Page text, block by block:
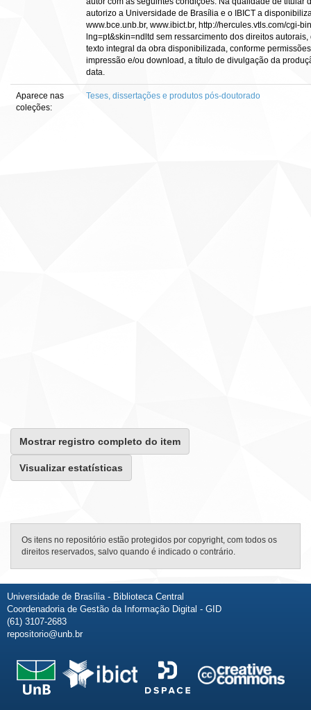
autorizo a Universidade de Brasília e o IBICT a
www.bce.unb.br, www.ibict.br, http://hercules.vtls.com/cgi-
lng=pt&skin=ndltd sem ressarcimento dos direitos
texto integral da obra disponibilizada, conforme
impressão e/ou download, a título de divulgação da
data.
Aparece nas
coleções:
Teses, dissertações e produtos pós-doutorado
Mostrar registro completo do item
Visualizar estatísticas
Os itens no repositório estão protegidos por copyright, com todos os
direitos reservados, salvo quando é indicado o contrário.
Universidade de Brasília - Biblioteca Central
Coordenadoria de Gestão da Informação Digital - GID
(61) 3107-2683
repositorio@unb.br